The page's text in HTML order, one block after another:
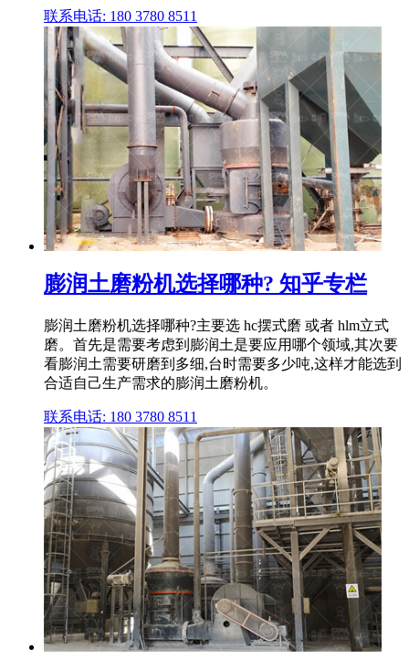
联系电话: 180 3780 8511
膨润土磨粉机选择哪种? 知乎专栏
膨润土磨粉机选择哪种?主要选 hc摆式磨 或者 hlm立式
磨。首先是需要考虑到膨润土是要应用哪个领域,其次要
看膨润土需要研磨到多细,台时需要多少吨,这样才能选到
合适自己生产需求的膨润土磨粉机。
联系电话: 180 3780 8511